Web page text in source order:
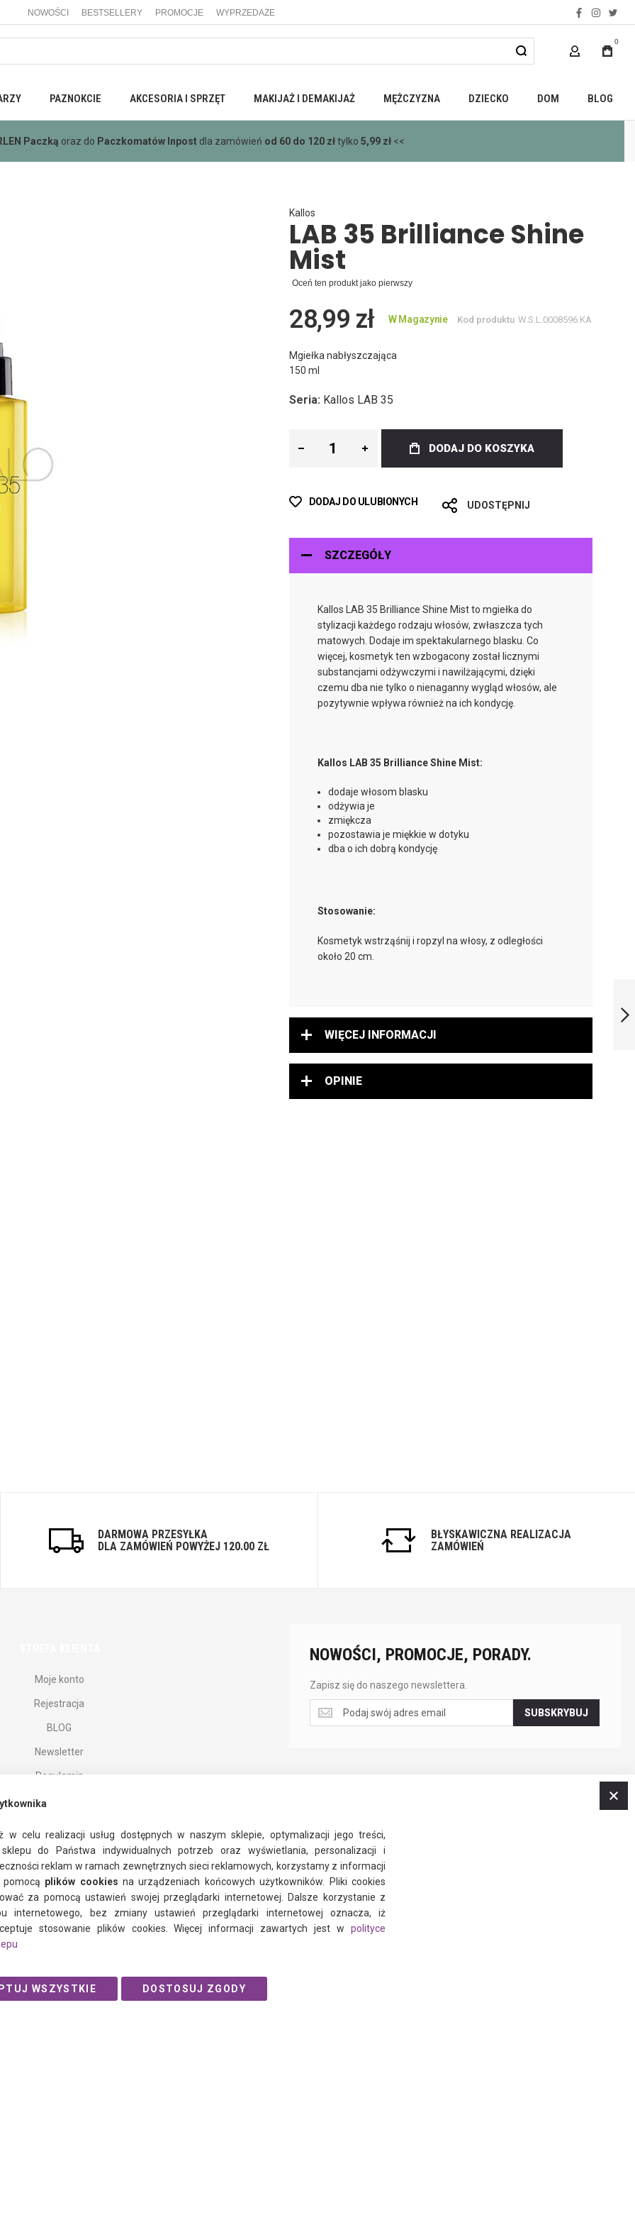
NOWOŚCI BESTSELLERY PROMOCJE WYPRZEDAŻE
facebook
MOJE KONTO
0
PAZNOKCIE AKCESORIA I SPRZĘT MAKIJAŻ I DEMAKIJAŻ MĘŻCZYZNA DZIECKO DOM BLOG
Paczką oraz do Paczkomatów Inpost dla zamówień od 60 do 120 złtylko 5,99 zł<<
Kallos
LAB 35 Brilliance Shine
Mist
Oceń ten produkt jako pierwszy
28,99 zł W Magazynie Kod produktu W.S.L.0008596.KA
Mgiełka nabłyszczająca
150 ml
Seria: Kallos LAB 35
DODAJ DO KOSZYKA
DODAJ DO ULUBIONYCH UDOSTĘPNIJ
SZCZEGÓŁY
Kallos LAB 35 Brilliance Shine Mist to mgiełka do
stylizacji każdego rodzaju włosów, zwłaszcza tych
matowych. Dodaje im spektakularnego blasku. Co
więcej, kosmetyk ten wzbogacony został licznymi
substancjami odżywczymi i nawilżającymi, dzięki
czemu dba nie tylko o nienaganny wygląd włosów, ale
pozytywnie wpływa również na ich kondycję.
Kallos LAB 35 Brilliance Shine Mist:
dodaje włosom blasku
odżywia je
zmiękcza
pozostawia je miękkie w dotyku
dba o ich dobrą kondycję
Stosowanie:
Kosmetyk wstrząśnij i ropzyl na włosy, z odległości
około 20 cm.
WIĘCEJ INFORMACJI
OPINIE
DARMOWA PRZESYŁKA
DLA ZAMÓWIEŃ POWYŻEJ 120.00 ZŁ
BŁYSKAWICZNA REALIZACJA
ZAMÓWIEŃ
NOWOŚCI, PROMOCJE, PORADY.
Zapisz się do naszego newslettera.
Zapisz
się
SUBSKRYBUJ
Moje konto
Rejestracja
BLOG
Newsletter
Regulamin
Polityka prywatności
facebook
instagram
twitter
w celu realizacji usług dostępnych w naszym sklepie, optymalizacji jego treści,
do Państwa indywidualnych potrzeb oraz wyświetlania, personalizacji i
reklam w ramach zewnętrznych sieci reklamowych, korzystamy z informacji
plików cookiesna urządzeniach końcowych użytkowników. Pliki cookies
za pomocą ustawień swojej przeglądarki internetowej. Dalsze korzystanie z
internetowego, bez zmiany ustawień przeglądarki internetowej oznacza, iż
stosowanie plików cookies. Więcej informacji zawartych jest w polityce
WSZYSTKIE DOSTOSUJ ZGODY